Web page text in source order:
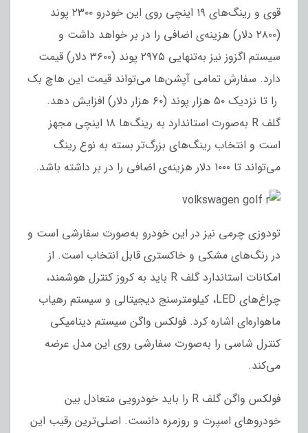
قوی و رینگ‌های ۱۹ اینچی روی این خودرو ۲۳۰۰ پوند
(۲۸۰۰ دلار) هزینه‌ی اضافی را در بر خواهد داشت و
سیستم اگزوز نیز به‌تنهایی ۲۹۷۵ پوند (۳۶۰۰ دلار) قیمت
دارد. سفارش تمامی آپشن‌ها می‌تواند قیمت این هاچ بک
را تا نزدیک ۵۰ هزار پوند (۶۰ هزار دلار) افزایش دهد.
گلف R به‌صورت استاندارد به رینگ‌ها ۱۸ اینچی مجهز
است و انتخاب رینگ‌های بزرگ‌تر بسته به نوع رینگ
می‌تواند تا ۱۰۰۰ دلار هزینه‌ی اضافی را در بر داشته باشد.
تودوزی چرمی نیز در این خودرو به‌صورت سفارشی است و
در رنگ‌های مشکی و خاکستری قابل انتخاب است. از
امکانات استاندارد گلف R باید به کروز کنترل هوشمند،
چراغ‌های LED، کیلومترسنج دیجیتالی و سیستم رهیاب
ماهواره‌ای اشاره کرد. فولکس واگن سیستم دینامیکی
کنترل شاسی را به‌صورت سفارشی روی این مدل عرضه
می‌کند.
فولکس واگن گلف R را باید خودرویی متعادل بین
خودروهای اسپرت و روزمره دانست. اصلی‌ترین رقیب این